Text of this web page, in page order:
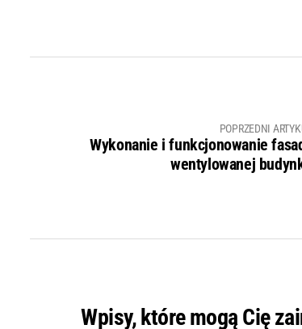
POPRZEDNI
Wykonanie i funkcjonowanie
wentylowanej
Wpisy, które mogą Cię